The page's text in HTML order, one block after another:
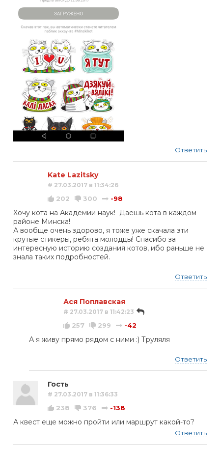
Ответить
Kate Lazitsky
# 27.03.2017 в 11:34:26
202 300 -98
Хочу кота на Академии наук! Даешь кота в каждом
районе Минска!
А вообще очень здорово, я тоже уже скачала эти
крутые стикеры, ребята молодцы! Спасибо за
интересную историю создания котов, ибо раньше не
знала таких подробностей.
Ответить
Ася Поплавская
# 27.03.2017 в 11:42:23
257 299 -42
А я живу прямо рядом с ними :) Труляля
Ответить
Гость
# 27.03.2017 в 11:36:33
238 376 -138
А квест еще можно пройти или маршрут какой-то?
Ответить